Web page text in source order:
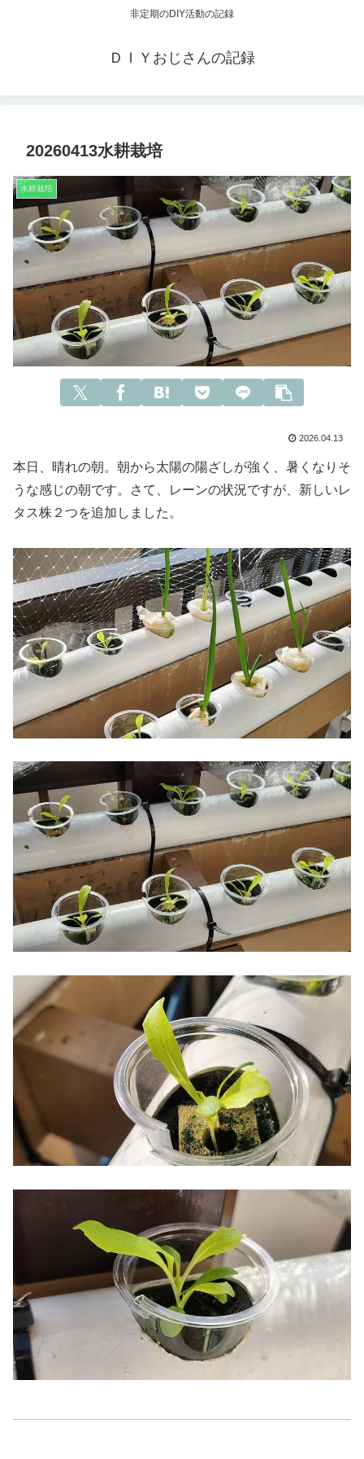
非定期のDIY活動の記録
ＤＩＹおじさんの記録
20260413水耕栽培
水耕栽培
2026.04.13
本日、晴れの朝。朝から太陽の陽ざしが強く、暑くなりそ
うな感じの朝です。さて、レーンの状況ですが、新しいレ
タス株２つを追加しました。